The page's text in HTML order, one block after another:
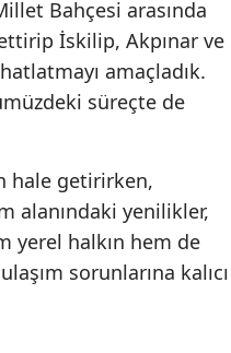
Bahçesi arasında
İskilip, Akpınar ve
amaçladık.
süreçte de
hale getirirken,
alanındaki yenilikler,
yerel halkın hem de
sorunlarına kalıcı